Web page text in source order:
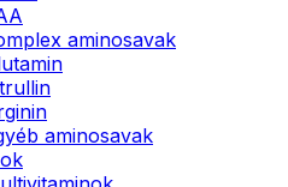
aminosavak
aminosavak